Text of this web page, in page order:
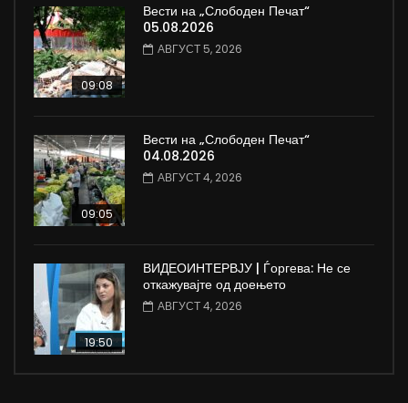
09:08
Вести на „Слободен Печат“
05.08.2026
АВГУСТ 5, 2026
09:05
Вести на „Слободен Печат“
04.08.2026
АВГУСТ 4, 2026
19:50
ВИДЕОИНТЕРВЈУ | Ѓоргева: Не се
откажувајте од доењето
АВГУСТ 4, 2026